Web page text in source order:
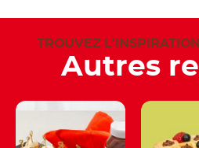
TROUVEZ
Autres